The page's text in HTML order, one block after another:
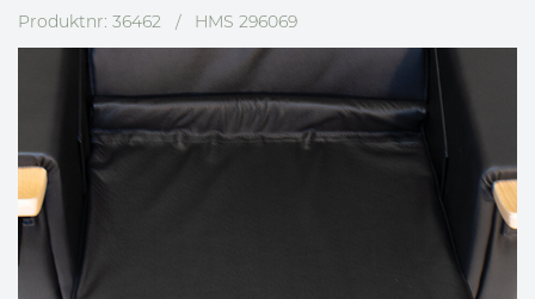
Produktnr: 36462 / HMS 296069